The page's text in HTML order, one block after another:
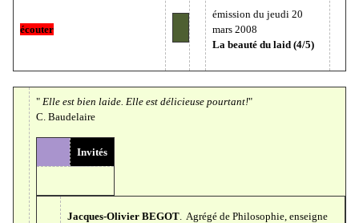
écouter
émission du jeudi 20
mars 2008
La beauté du laid (4/5)
" Elle est bien laide. Elle est délicieuse pourtant!"
C. Baudelaire
Invités
Jacques-Olivier BEGOT. Agrégé de Philosophie, enseigne